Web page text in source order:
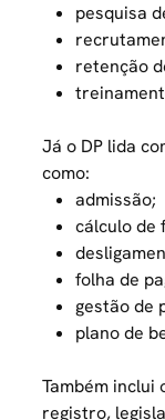
pesquisa
retenção
Já o DP lida
como:
admissão;
cálculo de
folha de
gestão de
plano de
Também
registro,